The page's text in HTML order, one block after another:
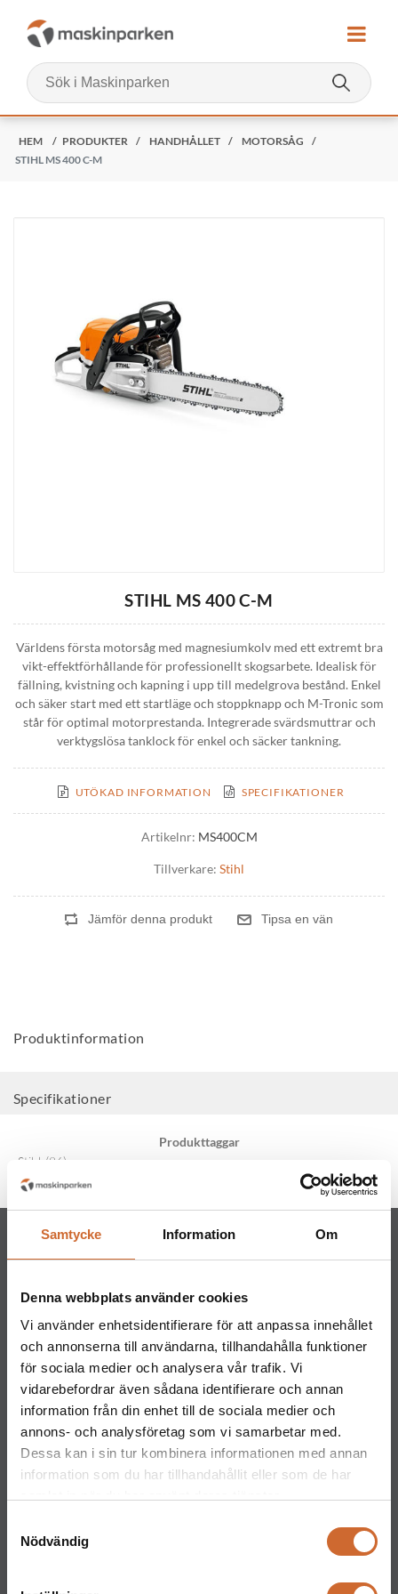
Samtycke Information Om
Denna webbplats använder cookies
Vi använder enhetsidentifierare för att anpassa innehållet
och annonserna till användarna, tillhandahålla funktioner
för sociala medier och analysera vår trafik. Vi
vidarebefordrar även sådana identifierare och annan
information från din enhet till de sociala medier och
annons- och analysföretag som vi samarbetar med.
Dessa kan i sin tur kombinera informationen med annan
information som du har tillhandahållit eller som de har
Nödvändig
HEM / PRODUKTER / HANDHÅLLET / MOTORSÅG
/
STIHL MS 400 C-M
STIHL MS 400 C-M
Världens första motorsåg med magnesiumkolv med ett extremt bra
vikt-effektförhållande för professionellt skogsarbete. Idealisk för
fällning, kvistning och kapning i upp till medelgrova bestånd. Enkel
och säker start med ett startläge och stoppknapp och M-Tronic som
står för optimal motorprestanda. Integrerade svärdsmuttrar och
verktygslösa tanklock för enkel och säcker tankning.
UTÖKAD INFORMATION SPECIFIKATIONER
Artikelnr: MS400CM
Tillverkare: Stihl
Produktinformation
Specifikationer
Produkttaggar
Stihl (86)
Maskinparken Sverige AB
Huvudkontor
Ritarslingan 4, Arninge Industriområde
187 66 Täby
Tel:010-151 61 00
Orgnr: 559217-5763
08-544 433 80